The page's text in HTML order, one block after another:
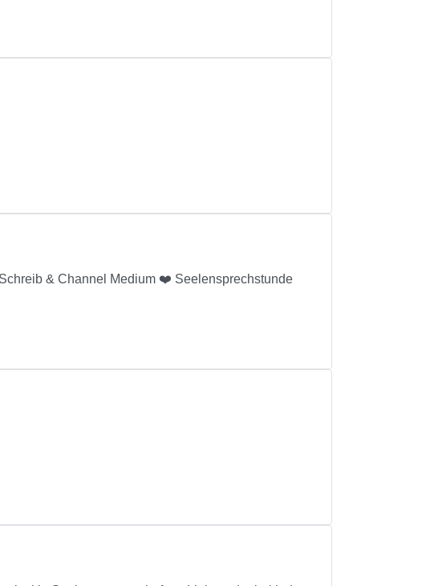
& Channel Medium ❤️ Seelensprechstunde